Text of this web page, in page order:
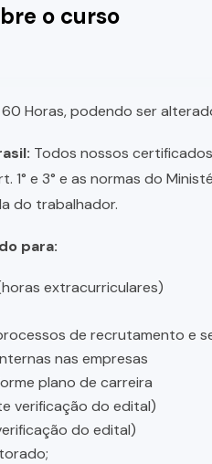
o curso
60 Horas, podendo ser
Todos nossos
1° e 3° e as normas do
do trabalhador.
para:
extracurriculares)
de recrutamento e
nas empresas
plano de carreira
verificação do edital)
do edital)